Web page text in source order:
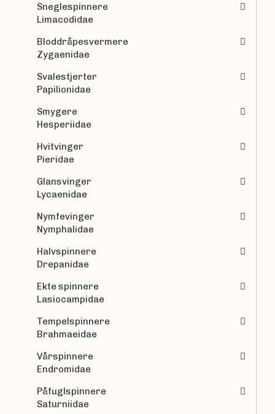
Sneglespinnere
Limacodidae
Bloddråpesvermere
Zygaenidae
Svalestjerter
Papilionidae
Smygere
Hesperiidae
Hvitvinger
Pieridae
Glansvinger
Lycaenidae
Nymfevinger
Nymphalidae
Halvspinnere
Drepanidae
Ekte spinnere
Lasiocampidae
Tempelspinnere
Brahmaeidae
Vårspinnere
Endromidae
Påfuglspinnere
Saturniidae